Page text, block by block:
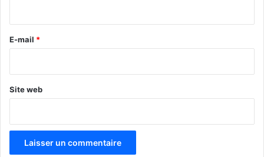
e
E-mail *
Site web